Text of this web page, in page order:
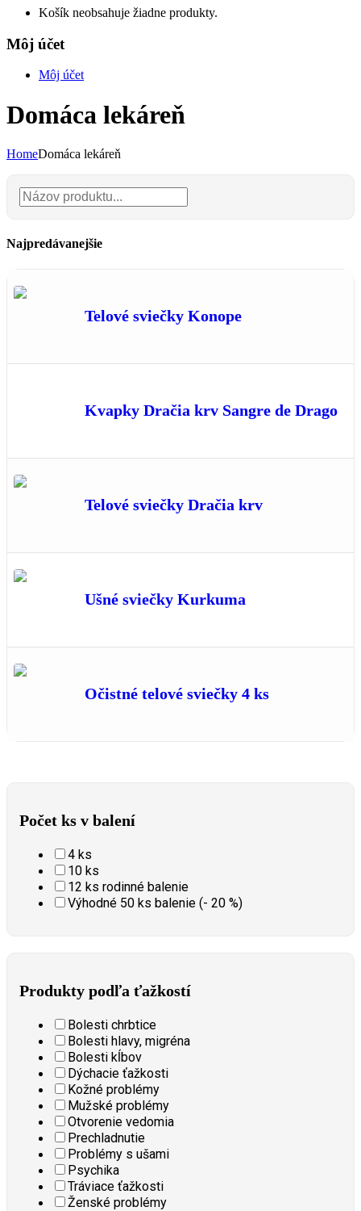
Košík neobsahuje žiadne produkty.
Môj účet
Môj účet
Domáca lekáreň
HomeDomáca lekáreň
Najpredávanejšie
Telové sviečky Konope
Kvapky Dračia krv Sangre de Drago
Telové sviečky Dračia krv
Ušné sviečky Kurkuma
Očistné telové sviečky 4 ks
Počet ks v balení
4 ks
10 ks
12 ks rodinné balenie
Výhodné 50 ks balenie (- 20 %)
Produkty podľa ťažkostí
Bolesti chrbtice
Bolesti hlavy, migréna
Bolesti kĺbov
Dýchacie ťažkosti
Kožné problémy
Mužské problémy
Otvorenie vedomia
Prechladnutie
Problémy s ušami
Psychika
Tráviace ťažkosti
Ženské problémy